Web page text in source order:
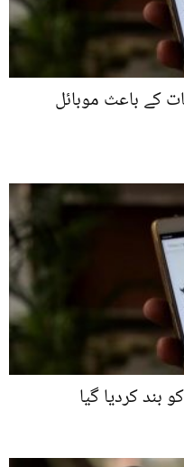
کے باعث موبائل
کردیا گیا